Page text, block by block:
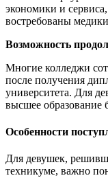
экономики и
востребованы
Возможность
Многие колледжи
после получения
университета. Для
высшее образование
Особенности
Для девушек,
техникуме, важно